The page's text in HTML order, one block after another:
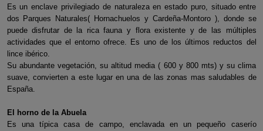
Es un enclave privilegiado de naturaleza en estado puro, situado entre
dos Parques Naturales( Hornachuelos y Cardeña-Montoro ), donde se
puede disfrutar de la rica fauna y flora existente y de las múltiples
actividades que el entorno ofrece. Es uno de los últimos reductos del
lince ibérico.
Su abundante vegetación, su altitud media ( 600 y 800 mts) y su clima
suave, convierten a este lugar en una de las zonas mas saludables de
España.
El horno de la Abuela
Es una típica casa de campo, enclavada en un pequeño caserío